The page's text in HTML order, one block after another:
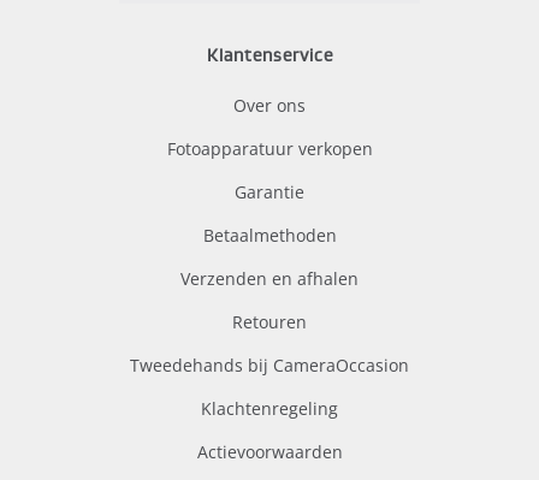
Klantenservice
Over ons
Fotoapparatuur verkopen
Garantie
Betaalmethoden
Verzenden en afhalen
Retouren
Tweedehands bij CameraOccasion
Klachtenregeling
Actievoorwaarden